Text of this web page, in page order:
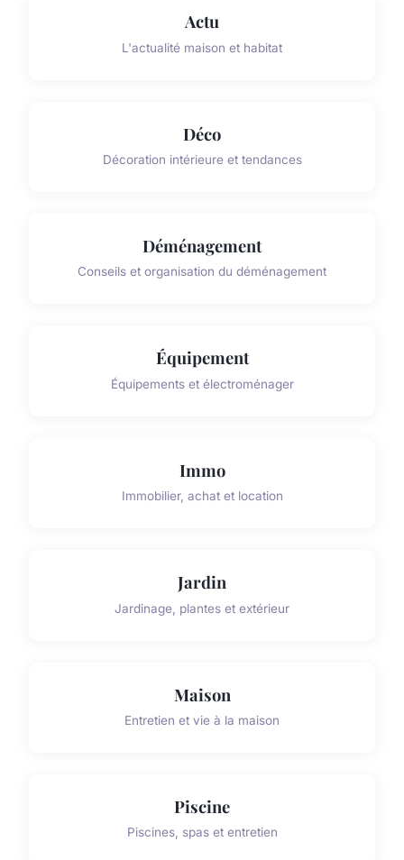
Actu
L'actualité maison et habitat
Déco
Décoration intérieure et tendances
Déménagement
Conseils et organisation du déménagement
Équipement
Équipements et électroménager
Immo
Immobilier, achat et location
Jardin
Jardinage, plantes et extérieur
Maison
Entretien et vie à la maison
Piscine
Piscines, spas et entretien